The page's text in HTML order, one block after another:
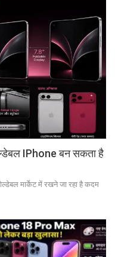
IPhone बन सकता है
मार्केट में रखने जा रहा है कदम